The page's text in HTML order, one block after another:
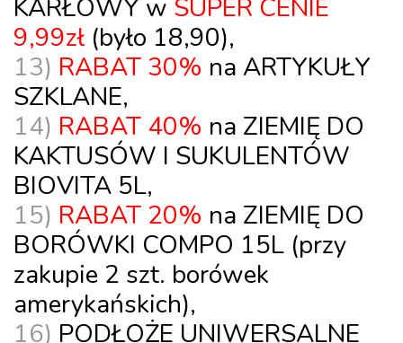
KARŁOWY w SUPER CENIE
9,99zł (było 18,90),
13) RABAT 30% na ARTYKUŁY
SZKLANE,
14) RABAT 40% na ZIEMIĘ DO
KAKTUSÓW I SUKULENTÓW
BIOVITA 5L,
15) RABAT 20% na ZIEMIĘ DO
BORÓWKI COMPO 15L (przy
zakupie 2 szt. borówek
amerykańskich),
16) PODŁOŻE UNIWERSALNE